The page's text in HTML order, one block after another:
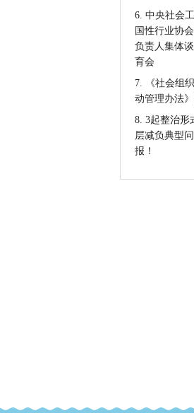
6. 中央社会
国性行业协
负责人集体
育会
7. 《社会组
动管理办法
8. 3起整治形
层减负典型
报！